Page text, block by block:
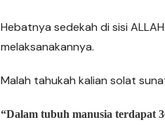
Hebatnya sedekah di sisi
melaksanakannya.
Malah tahukah kalian solat
“Dalam tubuh manusia terdapat